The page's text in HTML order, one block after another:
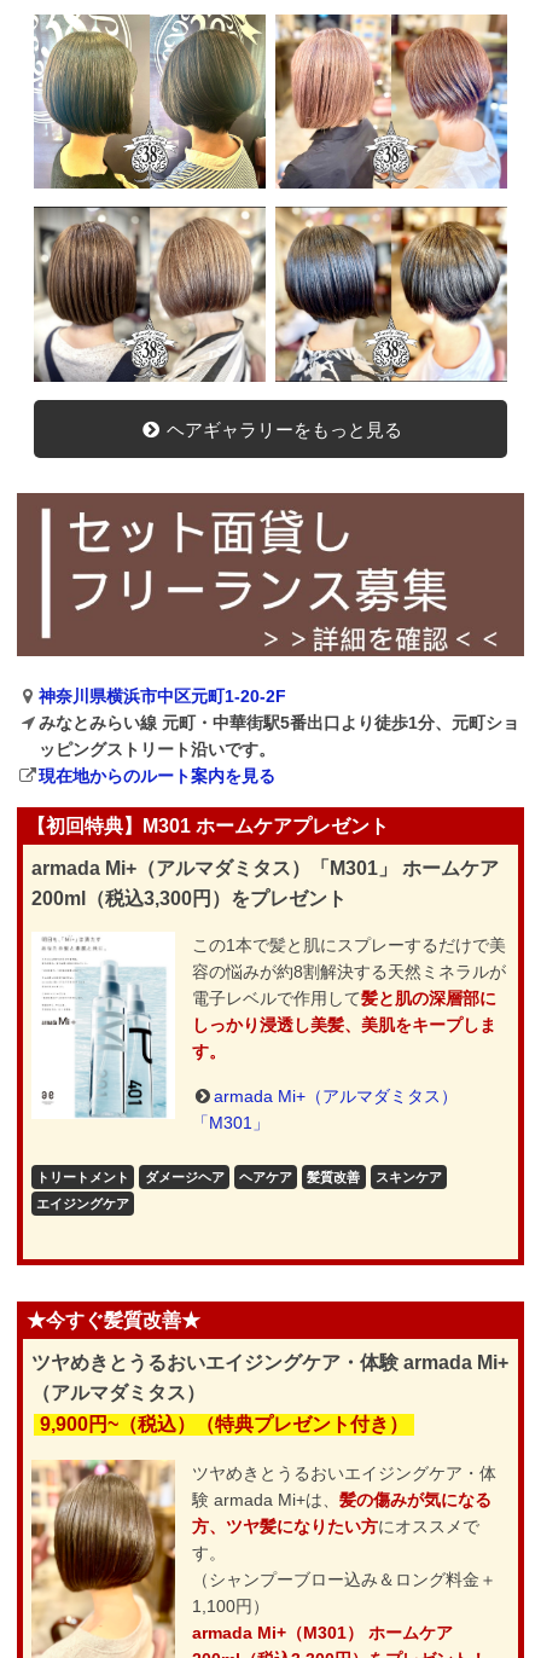
ヘアギャラリーをもっと見る
神奈川県横浜市中区元町1-20-2F
みなとみらい線 元町・中華街駅5番出口より徒歩1分、元町ショ
ッピングストリート沿いです。
現在地からのルート案内を見る
【初回特典】M301 ホームケアプレゼント
armada Mi+（アルマダミタス）「M301」 ホームケア
200ml（税込3,300円）をプレゼント
この1本で髪と肌にスプレーするだけで美
容の悩みが約8割解決する天然ミネラルが
電子レベルで作用して髪と肌の深層部に
しっかり浸透し美髪、美肌をキープしま
す。
armada Mi+（アルマダミタス）
「M301」
トリートメント ダメージヘア ヘアケア 髪質改善
スキンケア
エイジングケア
★今すぐ髪質改善★
ツヤめきとうるおいエイジングケア・体験 armada Mi+
（アルマダミタス）
9,900円~（税込）（特典プレゼント付き）
ツヤめきとうるおいエイジングケア・体
験 armada Mi+は、 髪の傷みが気になる
方、ツヤ髪になりたい方にオススメで
す。
（シャンプーブロー込み＆ロング料金＋
1,100円）
armada Mi+（M301） ホームケア